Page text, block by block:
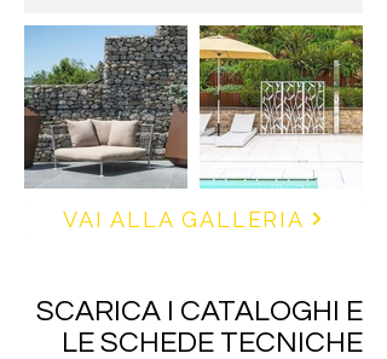
VAI ALLA GALLERIA
SCARICA I CATALOGHI E
LE SCHEDE TECNICHE